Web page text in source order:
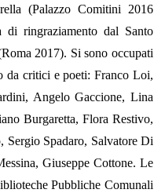
(Palazzo Comitini 2016
di ringraziamento dal Santo
2017). Si sono occupati
da critici e poeti: Franco Loi,
Angelo Gaccione, Lina
Burgaretta, Flora Restivo,
Sergio Spadaro, Salvatore Di
Giuseppe Cottone. Le
Pubbliche Comunali